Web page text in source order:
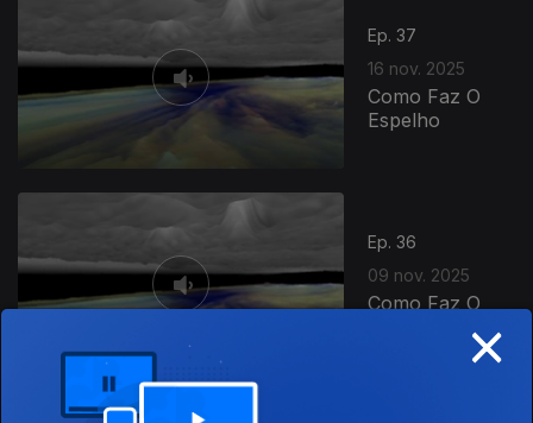
Ep. 37
16 nov. 2025
Como Faz O
Espelho
Ep. 36
09 nov. 2025
Como Faz O×